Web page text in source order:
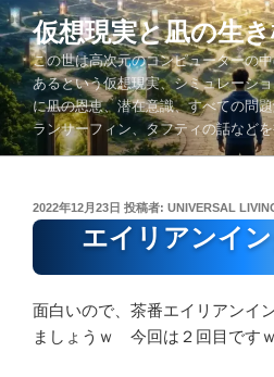
コ
ン
テ
ン
ツ
へ
仮想現実と凪の生
この世は高次元のコンピューターの
あるという仮想現実、シミュレーシ
に凪の恩恵、潜在意識、すべての問
ランサーフィン、タフティの話などを
投
稿
2022年12月23日 投稿者: UNIVERSAL
エイリアンイ
面白いので、茶番エイリアンイ
ましょうｗ 今回は２回目ですｗ